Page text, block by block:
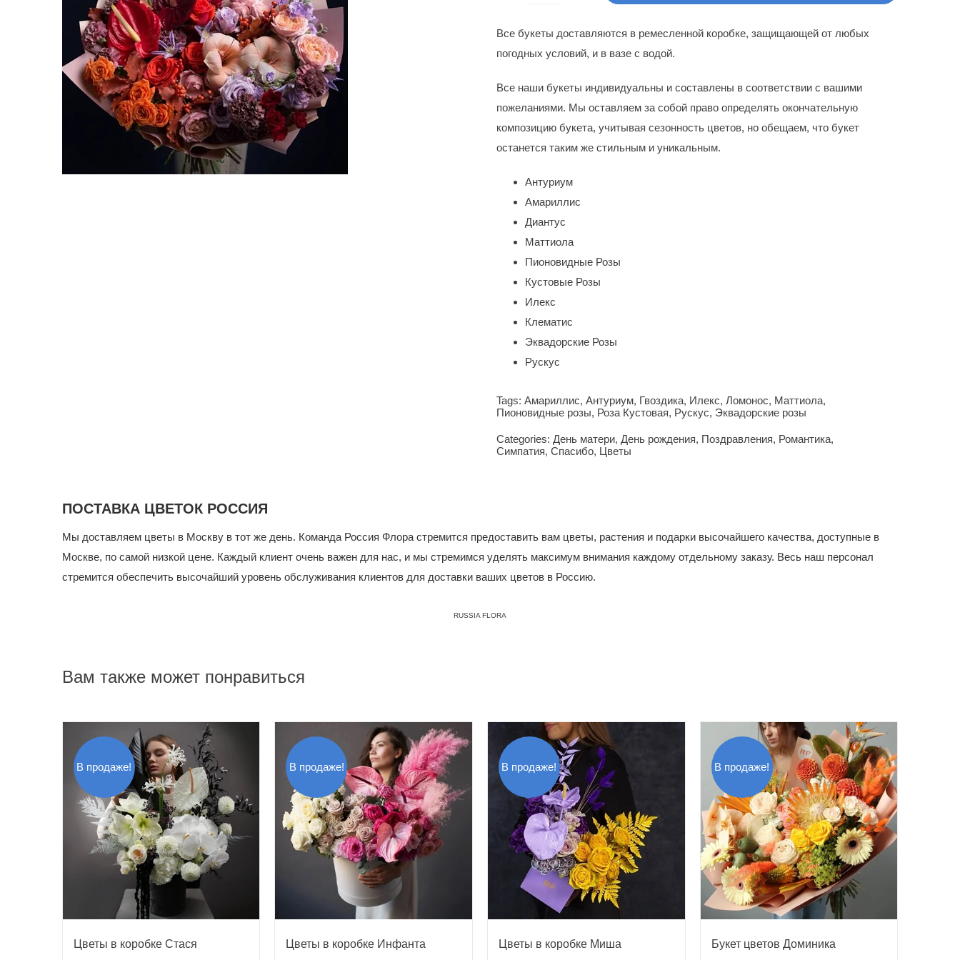
850.00$.
Букет
цветов
Все букеты доставляются в ремесленной коробке, защищающей от любых
погодных условий, и в вазе с водой.
Все наши букеты индивидуальны и составлены в соответствии с вашими
пожеланиями. Мы оставляем за собой право определять окончательную
композицию букета, учитывая сезонность цветов, но обещаем, что букет
останется таким же стильным и уникальным.
Антуриум
Амариллис
Диантус
Маттиола
Пионовидные Розы
Кустовые Розы
Илекс
Клематис
Эквадорские Розы
Рускус
Tags:Амариллис,Антуриум, Гвоздика, Илекс,Ломонос, Маттиола,
Пионовидные розы, Роза Кустовая, Рускус, Эквадорские розы
Categories:День матери,День рождения, Поздравления, Романтика,
Симпатия,Спасибо, Цветы
ПОСТАВКА ЦВЕТОК РОССИЯ
Мы доставляем цветы в Москву в тот же день. Команда Россия Флора стремится предоставить вам цветы, растения и подарки высочайшего качества, доступные в
Москве, по самой низкой цене. Каждый клиент очень важен для нас, и мы стремимся уделять максимум внимания каждому отдельному заказу. Весь наш персонал
стремится обеспечить высочайший уровень обслуживания клиентов для доставки ваших цветов в Россию.
RUSSIA FLORA
Вам также может понравиться
В продаже!
Цветы в коробке Стася
В продаже!
Цветы в коробке Инфанта
В продаже!
Цветы в коробке Миша
В продаже!
Букет цветов Доминика